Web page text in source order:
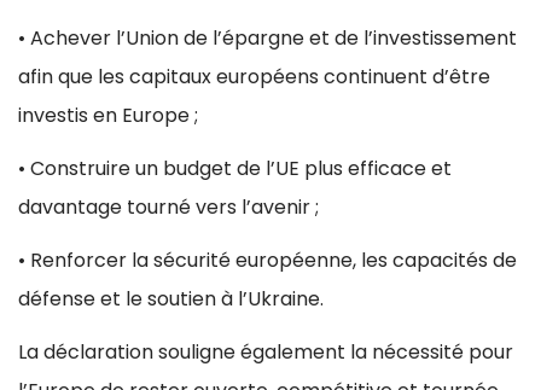
• Achever l’Union de l’épargne et de l’investissement
afin que les capitaux européens continuent d’être
investis en Europe ;
• Construire un budget de l’UE plus efficace et
davantage tourné vers l’avenir ;
• Renforcer la sécurité européenne, les capacités de
défense et le soutien à l’Ukraine.
La déclaration souligne également la nécessité pour